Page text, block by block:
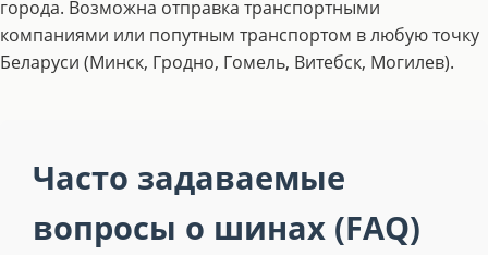
города. Возможна отправка транспортными
компаниями или попутным транспортом в любую точку
Беларуси (Минск, Гродно, Гомель, Витебск, Могилев).
Часто задаваемые
вопросы о шинах (FAQ)